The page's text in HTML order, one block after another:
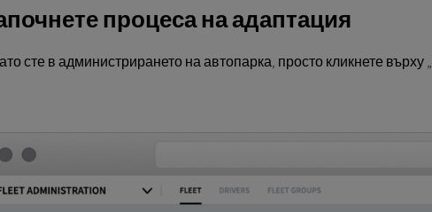
процеса на адаптация
сте в администрирането на автопарка, просто кликнете върху „